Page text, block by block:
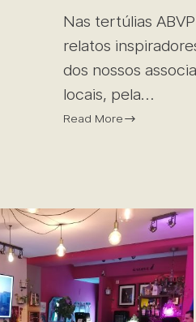
Nas tertúlias
relatos
dos nossos
locais, pela…
Read More